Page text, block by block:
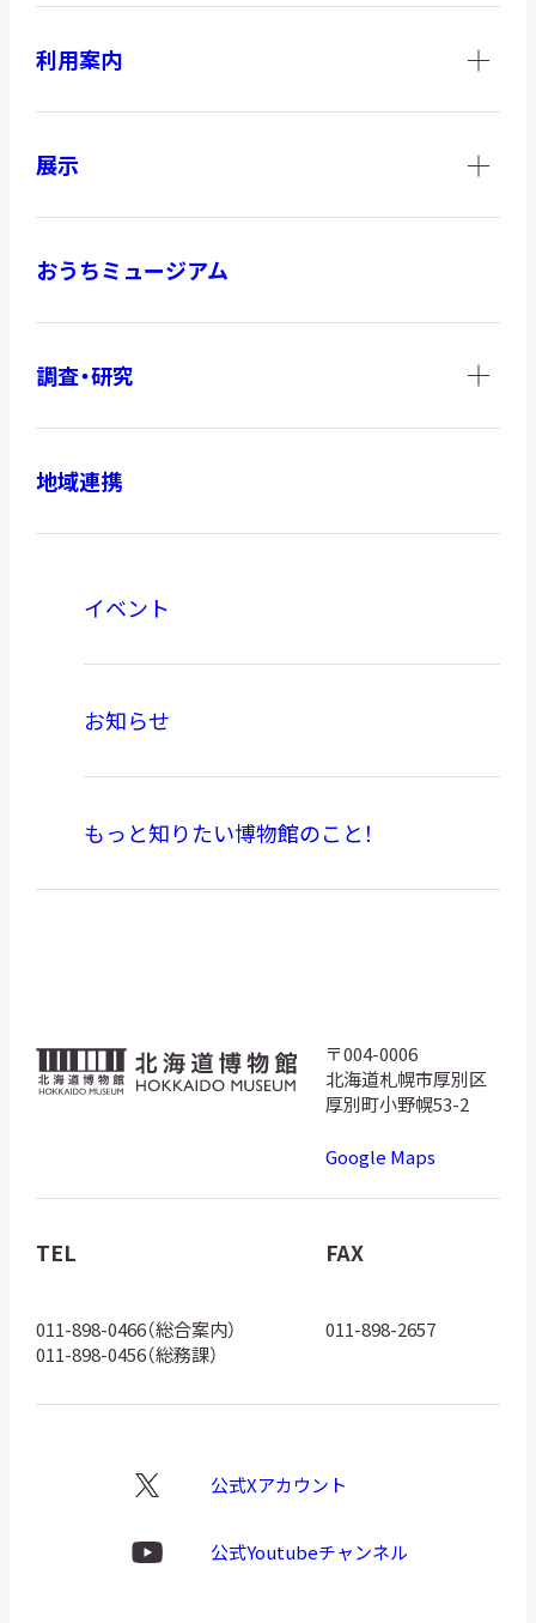
利用案内
展示
おうちミュージアム
調査・研究
地域連携
イベント
お知らせ
もっと知りたい博物館のこと！
北
海
物
館
ゴ
〒004-0006
北海道札幌市厚別区
厚別町小野幌53-2
Google Maps
TEL
011-898-0466（総合案内）
011-898-0456（総務課）
FAX
011-898-2657
X
ゴ
公式Xアカウント
Youtube
公式Youtubeチャンネル